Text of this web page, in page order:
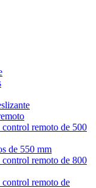
control remoto de 500
de 550 mm
control remoto de 800
control remoto de